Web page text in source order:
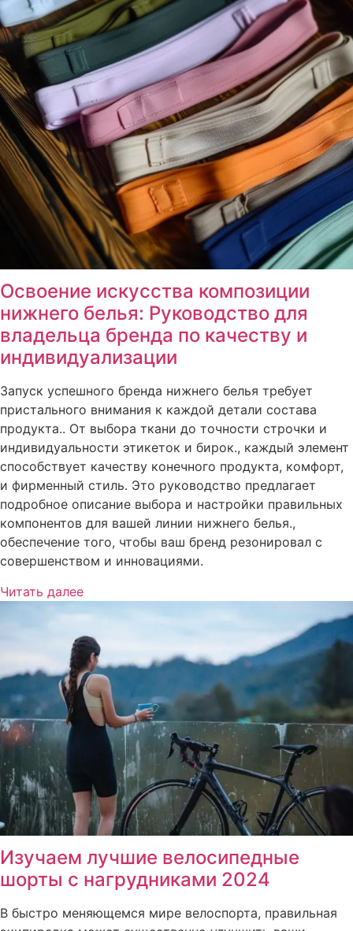
Освоение искусства композиции
нижнего белья: Руководство для
владельца бренда по качеству и
индивидуализации
Запуск успешного бренда нижнего белья требует
пристального внимания к каждой детали состава
продукта.. От выбора ткани до точности строчки и
индивидуальности этикеток и бирок., каждый элемент
способствует качеству конечного продукта, комфорт,
и фирменный стиль. Это руководство предлагает
подробное описание выбора и настройки правильных
компонентов для вашей линии нижнего белья.,
обеспечение того, чтобы ваш бренд резонировал с
совершенством и инновациями.
Читать далее
Изучаем лучшие велосипедные
шорты с нагрудниками 2024
В быстро меняющемся мире велоспорта, правильная